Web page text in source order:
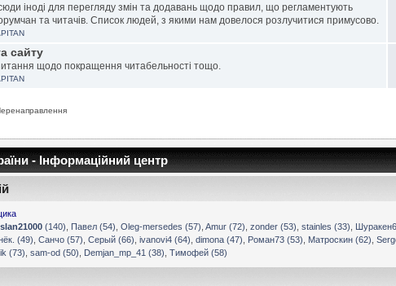
іноді для перегляду змін та додавань щодо правил, що регламентують
та читачів. Список людей, з якими нам довелося розлучитися примусово.
сайту
щодо покращення читабельності тощо.
- Інформаційний центр
(140) Павел (54) Oleg-mersedes (57) Amur (72) zonder (53) stainles (33)
(49) Санчо (57) Cерый (66) ivanovi4 (64) dimona (47) Роман73 (53) Матроскин (62)
(73) sam-od (50) Demjan_mp_41 (38) Тимофей (58)